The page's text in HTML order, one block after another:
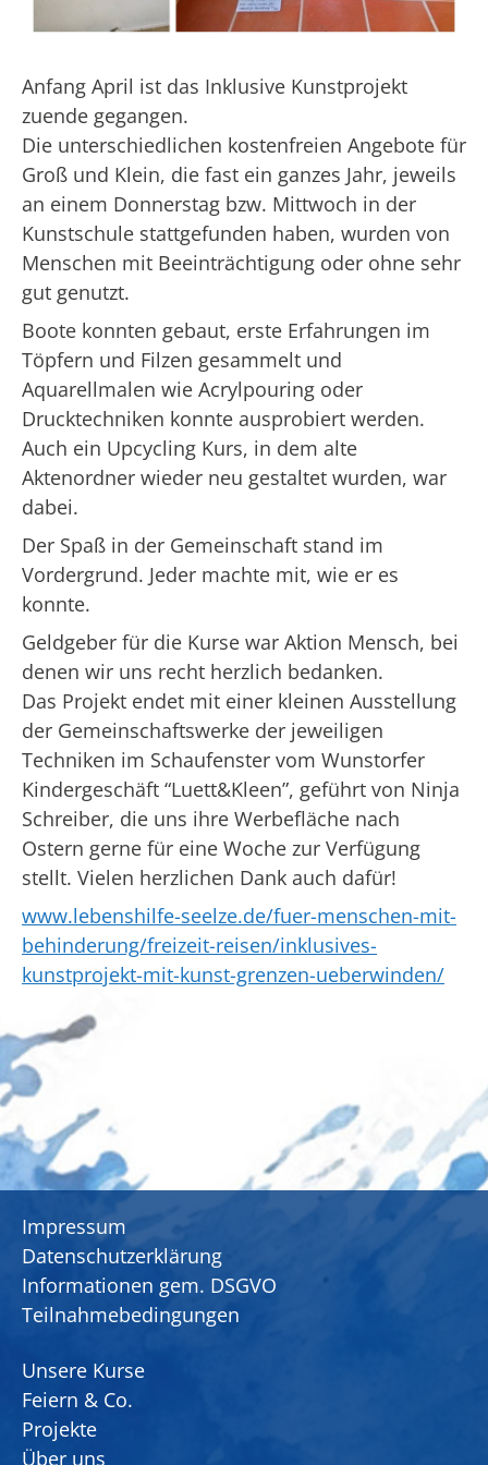
Anfang April ist das Inklusive Kunstprojekt
zuende gegangen.
Die unterschiedlichen kostenfreien Angebote für
Groß und Klein, die fast ein ganzes Jahr, jeweils
an einem Donnerstag bzw. Mittwoch in der
Kunstschule stattgefunden haben, wurden von
Menschen mit Beeinträchtigung oder ohne sehr
gut genutzt.
Boote konnten gebaut, erste Erfahrungen im
Töpfern und Filzen gesammelt und
Aquarellmalen wie Acrylpouring oder
Drucktechniken konnte ausprobiert werden.
Auch ein Upcycling Kurs, in dem alte
Aktenordner wieder neu gestaltet wurden, war
dabei.
Der Spaß in der Gemeinschaft stand im
Vordergrund. Jeder machte mit, wie er es
konnte.
Geldgeber für die Kurse war Aktion Mensch, bei
denen wir uns recht herzlich bedanken.
Das Projekt endet mit einer kleinen Ausstellung
der Gemeinschaftswerke der jeweiligen
Techniken im Schaufenster vom Wunstorfer
Kindergeschäft “Luett&Kleen”, geführt von Ninja
Schreiber, die uns ihre Werbefläche nach
Ostern gerne für eine Woche zur Verfügung
stellt. Vielen herzlichen Dank auch dafür!
www.lebenshilfe-seelze.de/fuer-menschen-mit-
behinderung/freizeit-reisen/inklusives-
kunstprojekt-mit-kunst-grenzen-ueberwinden/
Impressum
Datenschutzerklärung
Informationen gem. DSGVO
Teilnahmebedingungen
Unsere Kurse
Feiern & Co.
Projekte
Über uns